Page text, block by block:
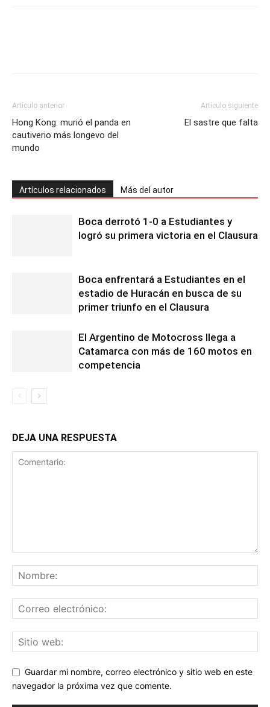
Artículo anterior
Hong Kong: murió el panda en
cautiverio más longevo del
mundo
Artículo siguiente
El sastre que falta
Artículos relacionados Más del autor
Boca derrotó 1-0 a Estudiantes y
logró su primera victoria en el Clausura
Boca enfrentará a Estudiantes en el
estadio de Huracán en busca de su
primer triunfo en el Clausura
El Argentino de Motocross llega a
Catamarca con más de 160 motos en
competencia
DEJA UNA RESPUESTA
Guardar mi nombre, correo electrónico y sitio web en este
navegador la próxima vez que comente.